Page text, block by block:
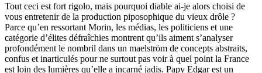
Tout ceci est fort rigolo, mais pourquoi diable ai-je alors choisi de
vous entretenir de la production piposophique du vieux drôle ?
Parce qu’en ressortant Morin, les médias, les politiciens et une
catégorie d’élites défraîchies montrent qu’ils aiment s’analyser
profondément le nombril dans un maelström de concepts abstraits,
confus et inarticulés pour ne surtout pas voir à quel point la France
est loin des lumières qu’elle a incarné jadis. Papy Edgar est un